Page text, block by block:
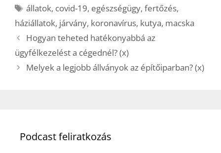
Címkék
állatok, covid-19, egészségügy,fertőzés,
háziállatok, járvány, koronavírus, kutya, macska
Hogyan teheted hatékonyabbá az
ügyfélkezelést a cégednél? (x)
Melyek a legjobb állványok az építőiparban? (x)
Podcast feliratkozás